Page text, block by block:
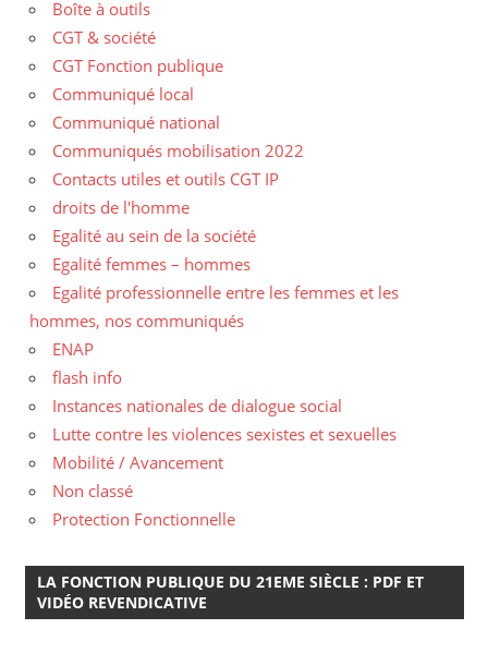
Boîte à outils
CGT & société
CGT Fonction publique
Communiqué local
Communiqué national
Communiqués mobilisation 2022
Contacts utiles et outils CGT IP
droits de l'homme
Egalité au sein de la société
Egalité femmes – hommes
Egalité professionnelle entre les femmes et les
hommes, nos communiqués
ENAP
flash info
Instances nationales de dialogue social
Lutte contre les violences sexistes et sexuelles
Mobilité / Avancement
Non classé
Protection Fonctionnelle
LA FONCTION PUBLIQUE DU 21EME SIÈCLE : PDF ET
VIDÉO REVENDICATIVE